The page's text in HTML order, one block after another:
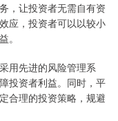
，让投资者无需自有资
应，投资者可以以较小
。
用先进的风险管理系
投资者利益。同时，平
合理的投资策略，规避